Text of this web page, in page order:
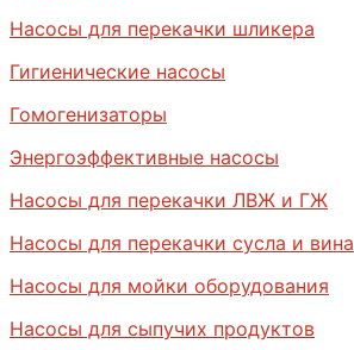
Насосы для перекачки шликера
Гигиенические насосы
Гомогенизаторы
Энергоэффективные насосы
Насосы для перекачки ЛВЖ и ГЖ
Насосы для перекачки сусла и вина
Насосы для мойки оборудования
Насосы для сыпучих продуктов